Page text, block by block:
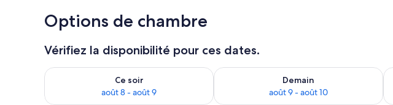
Options de chambre
Vérifiez la disponibilité pour ces dates.
Ce soir
août 8 - août 9
Vérifier la disponibilité pour ce soir août 8 - août 9
Demain
août 9 - août 10
Vérifier la disponibilité pour demain août